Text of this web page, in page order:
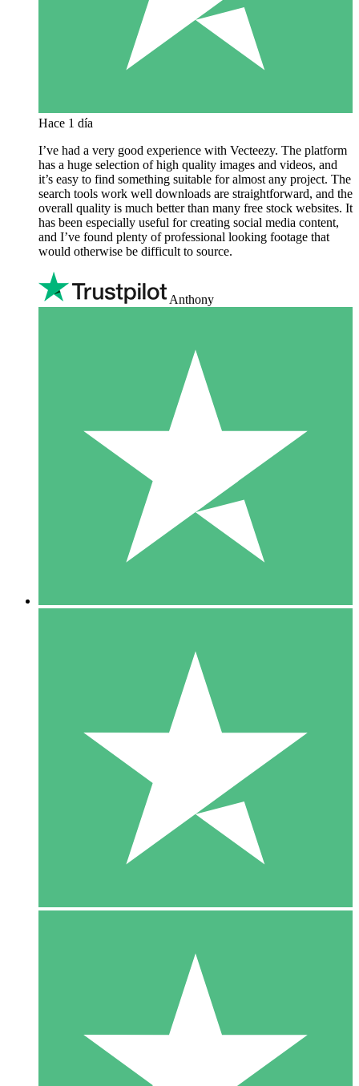
Hace 1 día
I’ve had a very good experience with Vecteezy. The platform
has a huge selection of high quality images and videos, and
it’s easy to find something suitable for almost any project. The
search tools work well downloads are straightforward, and the
overall quality is much better than many free stock websites. It
has been especially useful for creating social media content,
and I’ve found plenty of professional looking footage that
would otherwise be difficult to source.
Anthony